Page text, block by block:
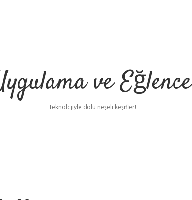
ve Eğlence
Teknolojiyle dolu neşeli keşifler!